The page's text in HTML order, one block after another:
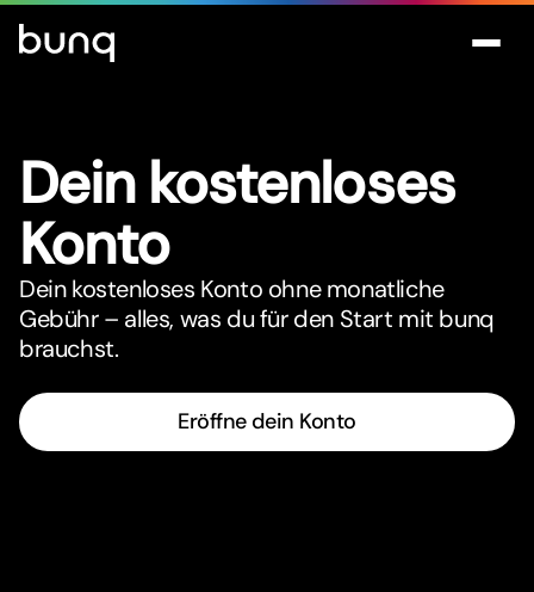
Dein kostenloses
Konto
Dein kostenloses Konto ohne monatliche
Gebühr – alles, was du für den Start mit bunq
brauchst.
Eröffne dein Konto